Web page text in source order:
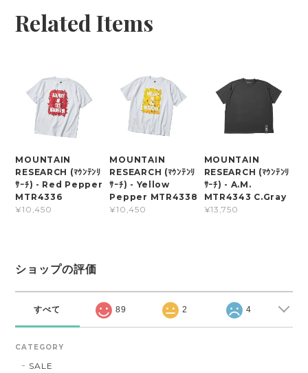
Related Items
MOUNTAIN
RESEARCH (ﾏｳﾝﾃﾝﾘ
ｻｰﾁ) - Red Pepper
MTR4336
¥10,450
MOUNTAIN
RESEARCH (ﾏｳﾝﾃﾝﾘ
ｻｰﾁ) - Yellow
Pepper MTR4338
¥10,450
MOUNTAIN
RESEARCH (ﾏｳﾝﾃﾝﾘ
ｻｰﾁ) - A.M.
MTR4343 C.Gray
¥13,750
ショップの評価
すべて 89 2 4
CATEGORY
SALE